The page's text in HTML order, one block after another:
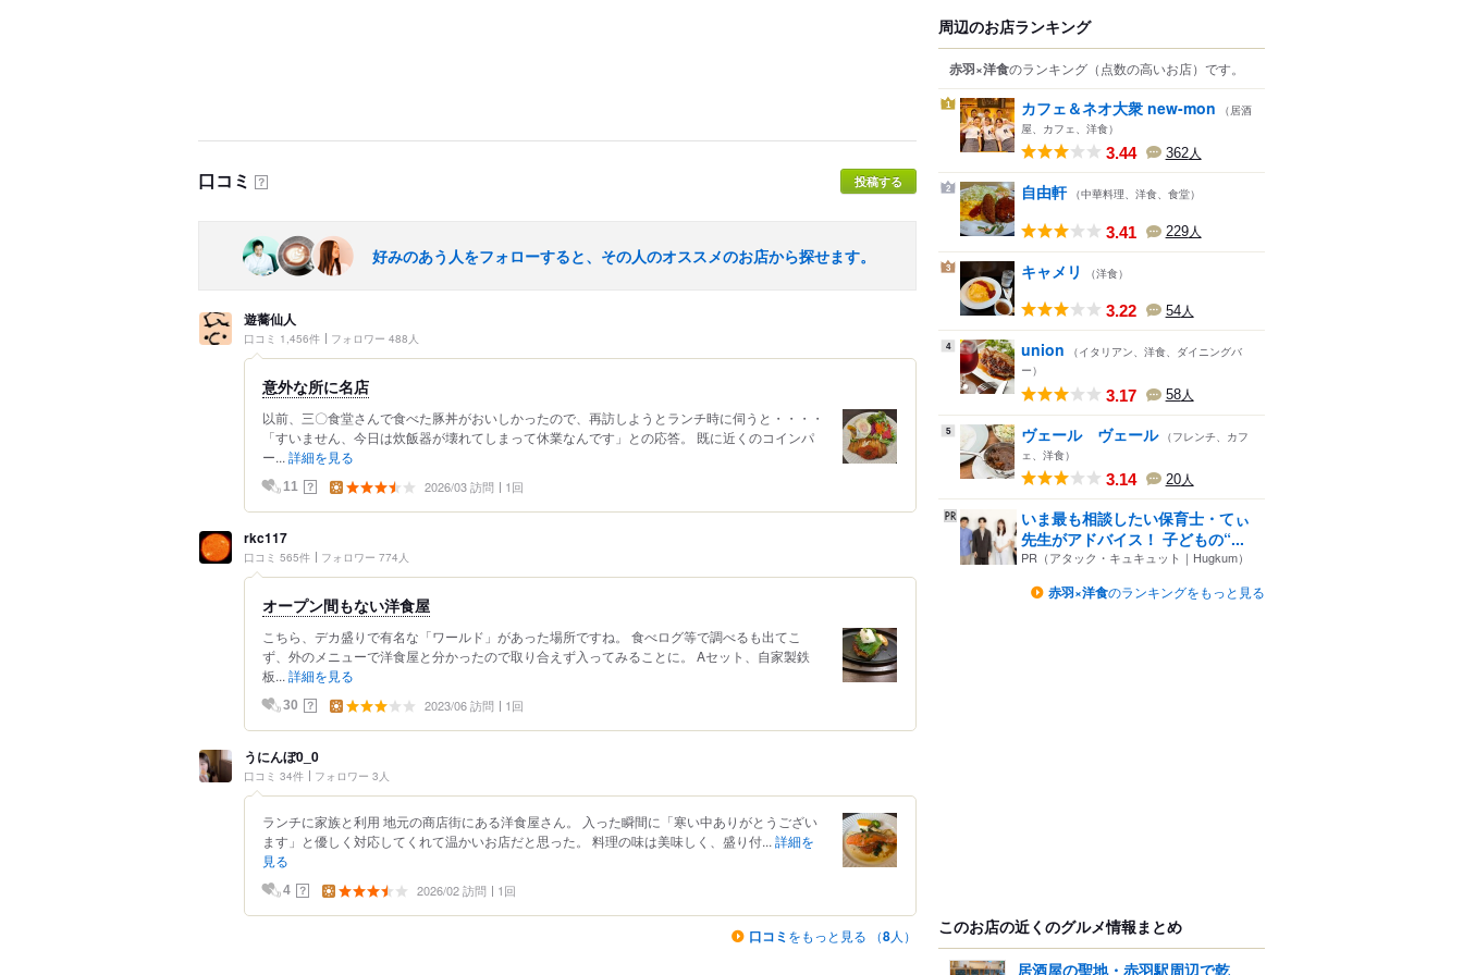
口コミ ？ 投稿する
好みのあう人をフォローすると、その人のオススメのお店から探せます。
遊蕎仙人
口コミ 1,456件 フォロワー 488人
意外な所に名店
以前、三〇食堂さんで食べた豚丼がおいしかったので、再訪しようとランチ時に伺うと・・・・
「すいません、今日は炊飯器が壊れてしまって休業なんです」との応答。 既に近くのコインパ
ー... 詳細を見る
11 ？ 2026/03 訪問 1回
rkc117
口コミ 565件 フォロワー 774人
オープン間もない洋食屋
こちら、デカ盛りで有名な「ワールド」があった場所ですね。 食べログ等で調べるも出てこ
ず、外のメニューで洋食屋と分かったので取り合えず入ってみることに。 Aセット、自家製鉄
板... 詳細を見る
30 ？ 2023/06 訪問 1回
うにんぼ0_0
口コミ 34件 フォロワー 3人
ランチに家族と利用 地元の商店街にある洋食屋さん。 入った瞬間に「寒い中ありがとうござい
ます」と優しく対応してくれて温かいお店だと思った。 料理の味は美味しく、盛り付... 詳細を
見る
4 ？ 2026/02 訪問 1回
口コミ をもっと見る （8人）
周辺のお店ランキング
赤羽×洋食のランキング （点数の高いお店） です。
1 カフェ＆ネオ大衆 new-mon
（居酒
屋、カフェ、洋食）
3.44 362人
2 自由軒 （中華料理、洋食、食堂）
3.41 229人
3 キャメリ （洋食）
3.22 54人
4 union
（イタリアン、洋食、ダイニングバ
ー）
3.17 58人
5 ヴェール ヴェール （フレンチ、カフ
ェ、洋食）
3.14 20人
いま最も相談したい保育士・てぃ
先生がアドバイス！ 子どもの“...
PR（アタック・キュキュット｜Hugkum）
赤羽×洋食のランキングをもっと見る
このお店の近くのグルメ情報まとめ
居酒屋の聖地・赤羽駅周辺で乾